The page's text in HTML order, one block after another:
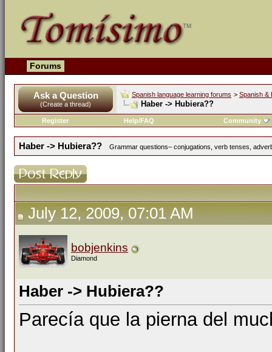
Forums
Ask a Question
(Create a thread)
Spanish language learning forums > Spanish &
Haber -> Hubiera??
Register Help/FAQ Community
Haber -> Hubiera?? Grammar questions– conjugations, verb tenses,
July 12, 2009, 07:01 AM
bobjenkins
Diamond
Haber -> Hubiera??
Parecía que la pierna del